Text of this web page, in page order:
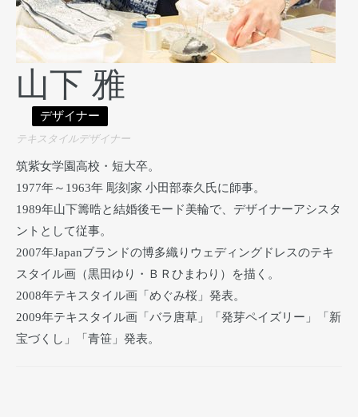
山下 雅
デザイナー
テキスタイルデザイナー
筑紫女学園高校・短大卒。
1977年～1963年 彫刻家 小田部泰久氏に師事。
1989年山下籌晧と結婚後モード美輪で、デザイナーアシスタ
ントとして従事。
2007年Japanブランドの博多織りウェディングドレスのテキ
スタイル画（黒田ゆり・ＢＲひまわり）を描く。
2008年テキスタイル画「めぐみ桜」発表。
2009年テキスタイル画「バラ唐草」「発芽ペイズリー」「新
宝づくし」「青笹」発表。